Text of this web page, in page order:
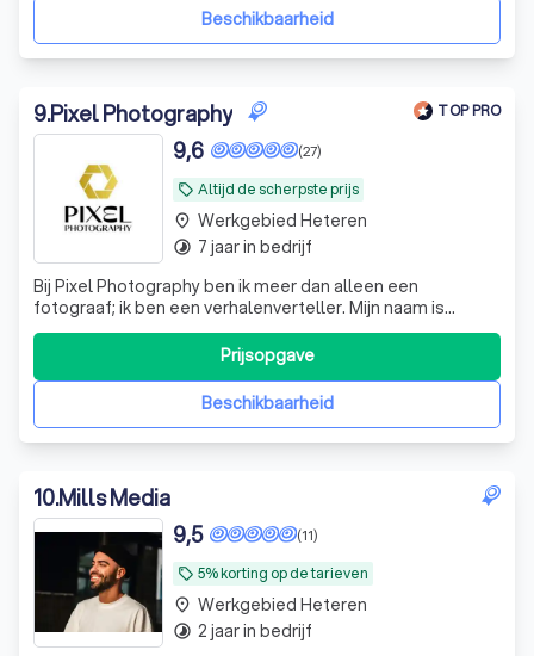
Beschikbaarheid
9.Pixel Photography TOP PRO
local_offer Altijd de scherpste prijs
(27)
9,6
Bij Pixel Photography ben ik meer dan alleen een
fotograaf; ik ben een verhalenverteller. Mijn naam is
Benjamin, en als eigenaar van Pixel Photography ben ik
volledig toegewijd aan het vastleggen van bedrijfs-,
evenement-, portret-, familie- en groepsfotografie. Mijn
werk is niet alleen visueel verb
Beschikbaarheid
Prijsopgave
place Werkgebied Heteren
timelapse 7 jaar in bedrijf
10.Mills Media
local_offer 5% korting op de tarieven
(11)
9,5
place Werkgebied Heteren
timelapse 2 jaar in bedrijf